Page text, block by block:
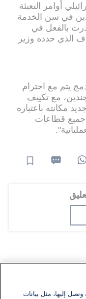
أوامر التعبئة
المتشددين في سن الخدمة
إلى 3000 أمر صدرت بالفعل في
الذي حدده وزير
يتم مع احترام
مع تكييف
مكانته باعتباره
قطاعات
الأول!إليها، مثل بيانات